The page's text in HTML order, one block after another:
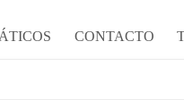
CONTACTO